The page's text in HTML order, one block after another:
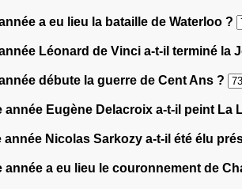
a eu lieu la bataille de Waterloo ?
Léonard de Vinci a-t-il terminé la
débute la guerre de Cent Ans ?
année Eugène Delacroix a-t-il peint La
année Nicolas Sarkozy a-t-il été élu
année a eu lieu le couronnement de